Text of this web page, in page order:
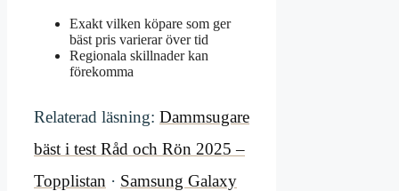
Exakt vilken köpare som ger
bäst pris varierar över tid
Regionala skillnader kan
förekomma
Relaterad läsning: Dammsugare
bäst i test Råd och Rön 2025 –
Topplistan · Samsung Galaxy